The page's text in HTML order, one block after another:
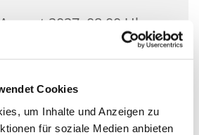
Cookies
um Inhalte und Anzeigen zu
für soziale Medien anbieten
2027, 08:00 Uhr
Saal St. Nikolaus
Damm
15827 Blankenfelde-